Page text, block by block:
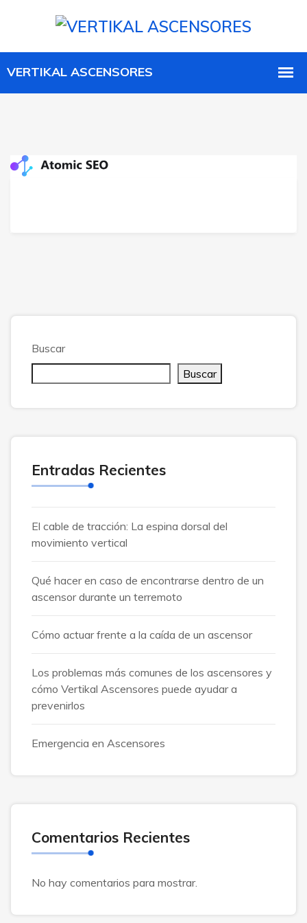
Buscar
Buscar
Entradas Recientes
El cable de tracción: La espina dorsal del
movimiento vertical
Qué hacer en caso de encontrarse dentro de un
ascensor durante un terremoto
Cómo actuar frente a la caída de un ascensor
Los problemas más comunes de los ascensores y
cómo Vertikal Ascensores puede ayudar a
prevenirlos
Emergencia en Ascensores
Comentarios Recientes
No hay comentarios para mostrar.